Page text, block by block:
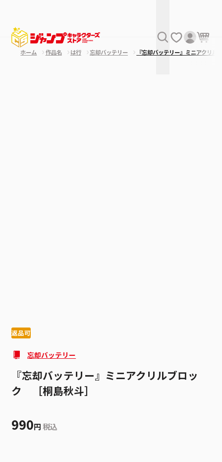
ホーム 作品名 は行 忘却バッテリー 『忘却バッテリー』ミニアクリ
返品可
忘却バッテリー
『忘却バッテリー』ミニアクリルブロッ
ク ［桐島秋斗］
990円 税込